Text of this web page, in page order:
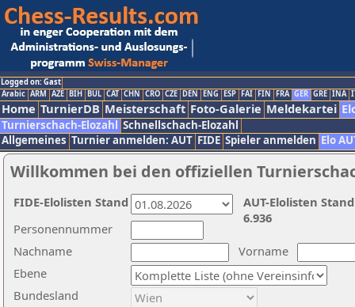
Logged on: Gast
Arabic ARM AZE BIH BUL CAT CHN CRO CZE DEN ENG ESP FAI FIN FRA GER GRE INA
Home TurnierDB Meisterschaft Foto-Galerie Meldekartei
Turnierschach-Elozahl Schnellschach-Elozahl
Allgemeines Turnier anmelden: AUT FIDE Spieler anmelden Elo
Willkommen bei den offiziellen
Nachname
Vorname
Ebene
Personennummer
Bundesland
AUT-Elolisten
6.936
FIDE-Elolisten Stand